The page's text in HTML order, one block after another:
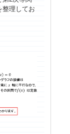
整理してお